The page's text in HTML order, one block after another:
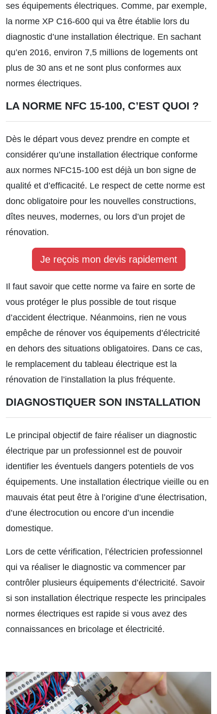
ses équipements électriques. Comme, par exemple,
la norme XP C16-600 qui va être établie lors du
diagnostic d’une installation électrique. En sachant
qu’en 2016, environ 7,5 millions de logements ont
plus de 30 ans et ne sont plus conformes aux
normes électriques.
LA NORME NFC 15-100, C’EST QUOI ?
Dès le départ vous devez prendre en compte et
considérer qu’une installation électrique conforme
aux normes NFC15-100 est déjà un bon signe de
qualité et d’efficacité. Le respect de cette norme est
donc obligatoire pour les nouvelles constructions,
dîtes neuves, modernes, ou lors d’un projet de
rénovation.
Je reçois mon devis rapidement
Il faut savoir que cette norme va faire en sorte de
vous protéger le plus possible de tout risque
d’accident électrique. Néanmoins, rien ne vous
empêche de rénover vos équipements d’électricité
en dehors des situations obligatoires. Dans ce cas,
le remplacement du tableau électrique est la
rénovation de l’installation la plus fréquente.
DIAGNOSTIQUER SON INSTALLATION
Le principal objectif de faire réaliser un diagnostic
électrique par un professionnel est de pouvoir
identifier les éventuels dangers potentiels de vos
équipements. Une installation électrique vieille ou en
mauvais état peut être à l’origine d’une électrisation,
d’une électrocution ou encore d’un incendie
domestique.
Lors de cette vérification, l’électricien professionnel
qui va réaliser le diagnostic va commencer par
contrôler plusieurs équipements d’électricité. Savoir
si son installation électrique respecte les principales
normes électriques est rapide si vous avez des
connaissances en bricolage et électricité.